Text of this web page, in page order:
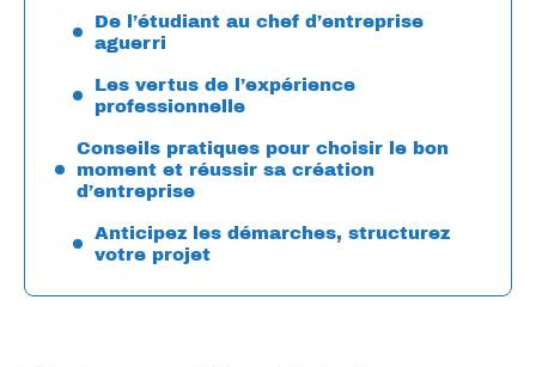
De l’étudiant au chef d’entreprise
aguerri
Les vertus de l’expérience
professionnelle
Conseils pratiques pour choisir le bon
moment et réussir sa création
d’entreprise
Anticipez les démarches, structurez
votre projet